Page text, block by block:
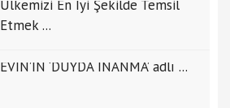
Ülkemizi En İyi Şekilde Temsil
Etmek ...
EVİN’İN ‘DUYDA İNANMA’ adlı ...